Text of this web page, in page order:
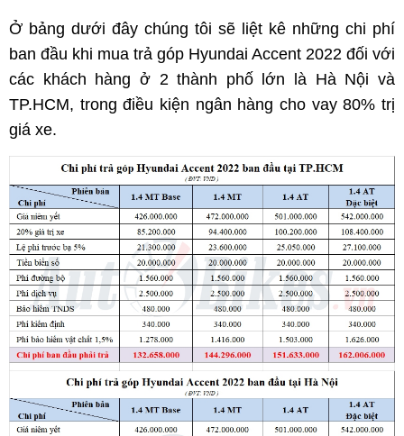
Ở bảng dưới đây chúng tôi sẽ liệt kê những chi phí
ban đầu khi mua trả góp Hyundai Accent 2022 đối với
các khách hàng ở 2 thành phố lớn là Hà Nội và
TP.HCM, trong điều kiện ngân hàng cho vay 80% trị
giá xe.